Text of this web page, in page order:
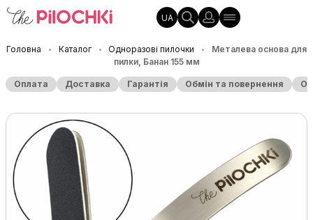
UA
Головна • Каталог • Одноразові пилочки •
Металева основа для
пилки, Банан 155 мм
Оплата Доставка Гарантія Обмін та повернення